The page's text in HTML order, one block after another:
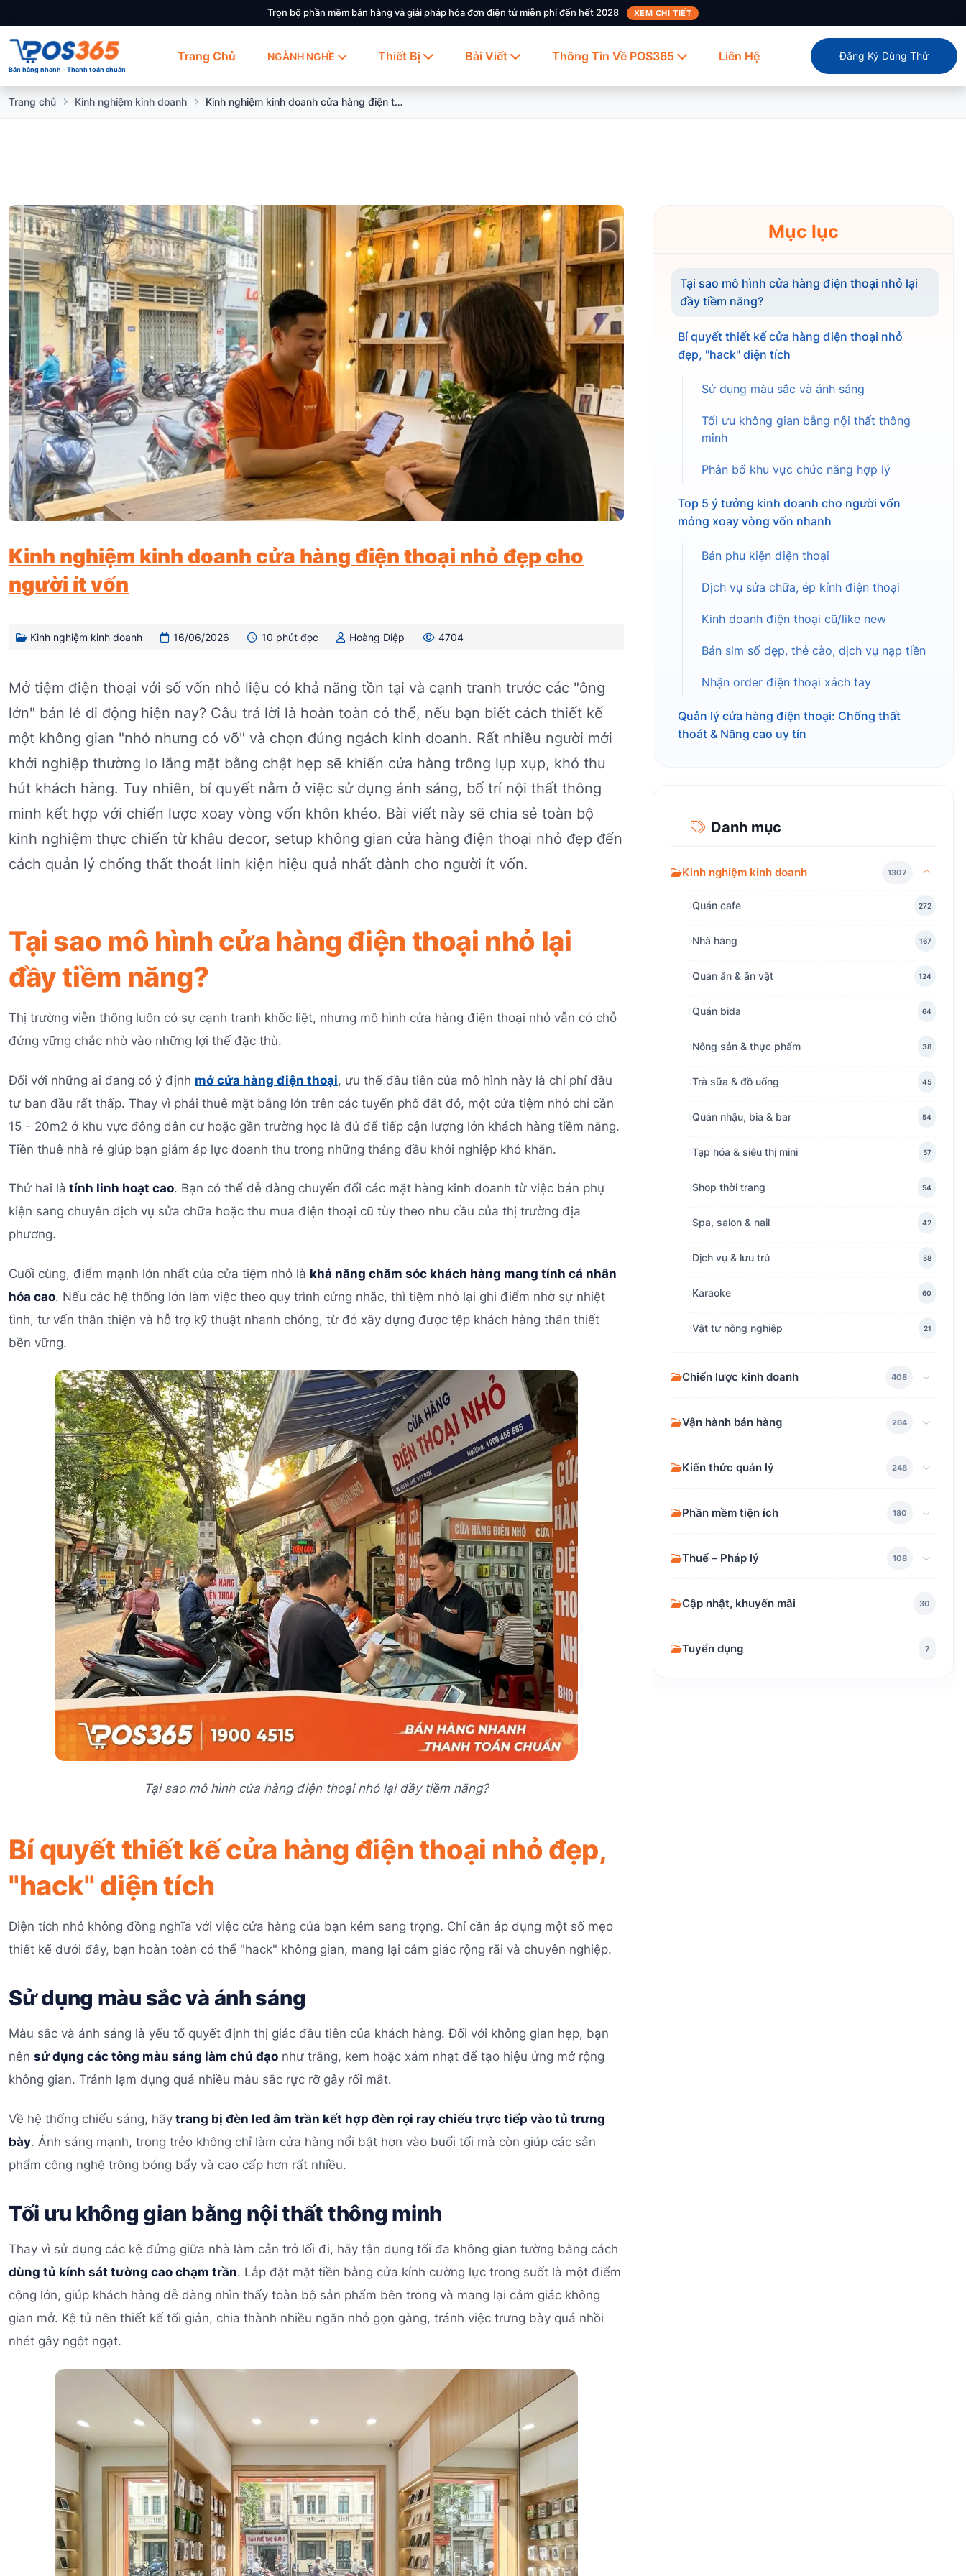
Trọn bộ phần mềm bán hàng và giải pháp hóa đơn điện tử miễn phí đến hết 2028 XEM CHI TIẾT
Bán hàng nhanh - Thanh toán chuẩn
Trang Chủ NGÀNH NGHỀ Thiết Bị Bài Viết Thông Tin Về POS365 Liên Hệ Đăng Ký Dùng Thử
Trang chủ Kinh nghiệm kinh doanh Kinh nghiệm kinh doanh cửa hàng điện thoại nhỏ đẹp cho người ít vốn
Kinh nghiệm kinh doanh cửa hàng điện thoại nhỏ đẹp cho
người ít vốn
Kinh nghiệm kinh doanh 16/06/2026 10 phút đọc Hoàng Diệp 4704
Mở tiệm điện thoại với số vốn nhỏ liệu có khả năng tồn tại và cạnh tranh trước các "ông
lớn" bán lẻ di động hiện nay? Câu trả lời là hoàn toàn có thể, nếu bạn biết cách thiết kế
một không gian "nhỏ nhưng có võ" và chọn đúng ngách kinh doanh. Rất nhiều người mới
khởi nghiệp thường lo lắng mặt bằng chật hẹp sẽ khiến cửa hàng trông lụp xụp, khó thu
hút khách hàng. Tuy nhiên, bí quyết nằm ở việc sử dụng ánh sáng, bố trí nội thất thông
minh kết hợp với chiến lược xoay vòng vốn khôn khéo. Bài viết này sẽ chia sẻ toàn bộ
kinh nghiệm thực chiến từ khâu decor, setup không gian cửa hàng điện thoại nhỏ đẹp đến
cách quản lý chống thất thoát linh kiện hiệu quả nhất dành cho người ít vốn.
Tại sao mô hình cửa hàng điện thoại nhỏ lại
đầy tiềm năng?
Thị trường viễn thông luôn có sự cạnh tranh khốc liệt, nhưng mô hình cửa hàng điện thoại nhỏ vẫn có chỗ
đứng vững chắc nhờ vào những lợi thế đặc thù.
Đối với những ai đang có ý định mở cửa hàng điện thoại, ưu thế đầu tiên của mô hình này là chi phí đầu
tư ban đầu rất thấp. Thay vì phải thuê mặt bằng lớn trên các tuyến phố đắt đỏ, một cửa tiệm nhỏ chỉ cần
15 - 20m2 ở khu vực đông dân cư hoặc gần trường học là đủ để tiếp cận lượng lớn khách hàng tiềm năng.
Tiền thuê nhà rẻ giúp bạn giảm áp lực doanh thu trong những tháng đầu khởi nghiệp khó khăn.
Thứ hai là tính linh hoạt cao. Bạn có thể dễ dàng chuyển đổi các mặt hàng kinh doanh từ việc bán phụ
kiện sang chuyên dịch vụ sửa chữa hoặc thu mua điện thoại cũ tùy theo nhu cầu của thị trường địa
phương.
Cuối cùng, điểm mạnh lớn nhất của cửa tiệm nhỏ là khả năng chăm sóc khách hàng mang tính cá nhân
hóa cao. Nếu các hệ thống lớn làm việc theo quy trình cứng nhắc, thì tiệm nhỏ lại ghi điểm nhờ sự nhiệt
tình, tư vấn thân thiện và hỗ trợ kỹ thuật nhanh chóng, từ đó xây dựng được tệp khách hàng thân thiết
bền vững.
Tại sao mô hình cửa hàng điện thoại nhỏ lại đầy tiềm năng?
Bí quyết thiết kế cửa hàng điện thoại nhỏ đẹp,
"hack" diện tích
Diện tích nhỏ không đồng nghĩa với việc cửa hàng của bạn kém sang trọng. Chỉ cần áp dụng một số mẹo
thiết kế dưới đây, bạn hoàn toàn có thể "hack" không gian, mang lại cảm giác rộng rãi và chuyên nghiệp.
Sử dụng màu sắc và ánh sáng
Màu sắc và ánh sáng là yếu tố quyết định thị giác đầu tiên của khách hàng. Đối với không gian hẹp, bạn
nên sử dụng các tông màu sáng làm chủ đạo như trắng, kem hoặc xám nhạt để tạo hiệu ứng mở rộng
không gian. Tránh lạm dụng quá nhiều màu sắc rực rỡ gây rối mắt.
Về hệ thống chiếu sáng, hãy trang bị đèn led âm trần kết hợp đèn rọi ray chiếu trực tiếp vào tủ trưng
bày. Ánh sáng mạnh, trong trẻo không chỉ làm cửa hàng nổi bật hơn vào buổi tối mà còn giúp các sản
phẩm công nghệ trông bóng bẩy và cao cấp hơn rất nhiều.
Tối ưu không gian bằng nội thất thông minh
Thay vì sử dụng các kệ đứng giữa nhà làm cản trở lối đi, hãy tận dụng tối đa không gian tường bằng cách
dùng tủ kính sát tường cao chạm trần. Lắp đặt mặt tiền bằng cửa kính cường lực trong suốt là một điểm
cộng lớn, giúp khách hàng dễ dàng nhìn thấy toàn bộ sản phẩm bên trong và mang lại cảm giác không
gian mở. Kệ tủ nên thiết kế tối giản, chia thành nhiều ngăn nhỏ gọn gàng, tránh việc trưng bày quá nhồi
nhét gây ngột ngạt.
Mục lục
Tại sao mô hình cửa hàng điện thoại nhỏ lại
đầy tiềm năng?
Bí quyết thiết kế cửa hàng điện thoại nhỏ
đẹp, "hack" diện tích
Sử dụng màu sắc và ánh sáng
Tối ưu không gian bằng nội thất thông
minh
Phân bổ khu vực chức năng hợp lý
Top 5 ý tưởng kinh doanh cho người vốn
mỏng xoay vòng vốn nhanh
Bán phụ kiện điện thoại
Dịch vụ sửa chữa, ép kính điện thoại
Kinh doanh điện thoại cũ/like new
Bán sim số đẹp, thẻ cào, dịch vụ nạp tiền
Nhận order điện thoại xách tay
Quản lý cửa hàng điện thoại: Chống thất
thoát & Nâng cao uy tín
Danh mục
Kinh nghiệm kinh doanh 1307
Quán cafe 272
Nhà hàng 167
Quán ăn & ăn vặt 124
Quán bida 64
Nông sản & thực phẩm 38
Trà sữa & đồ uống 45
Quán nhậu, bia & bar 54
Tạp hóa & siêu thị mini 57
Shop thời trang 54
Spa, salon & nail 42
Dịch vụ & lưu trú 58
Karaoke 60
Vật tư nông nghiệp 21
Chiến lược kinh doanh 408
Vận hành bán hàng 264
Kiến thức quản lý 248
Phần mềm tiện ích 180
Thuế – Pháp lý 108
Cập nhật, khuyến mãi 30
Tuyển dụng 7